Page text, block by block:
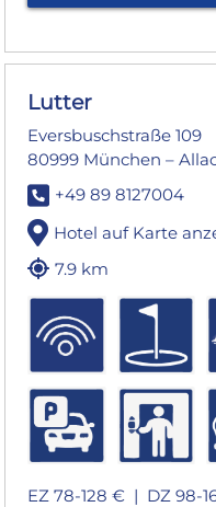
Lutter
Eversbuschstraße 109
80999 München –
+49 89 8127004
Hotel auf Karte
7.9 km
EZ 78-128 € | DZ 98-